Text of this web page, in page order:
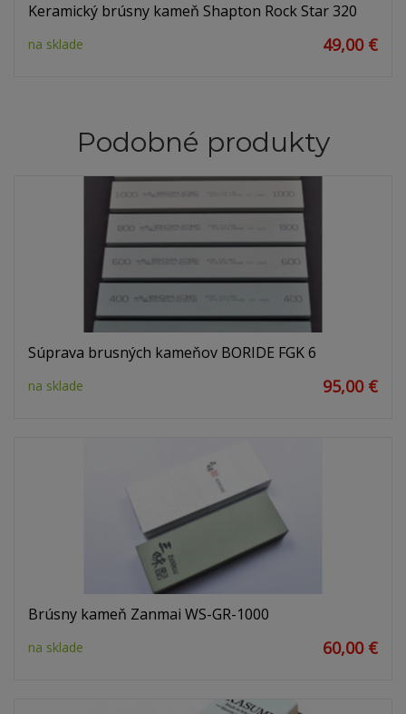
Keramický brúsny kameň Shapton Rock Star 320
na sklade 49,00 €
Podobné produkty
Súprava brusných kameňov BORIDE FGK 6
na sklade 95,00 €
Brúsny kameň Zanmai WS-GR-1000
na sklade 60,00 €